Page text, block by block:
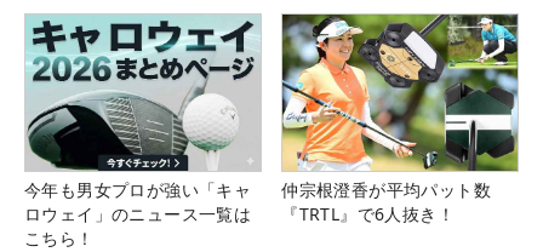
今年も男女プロが強い「キャ
ロウェイ」のニュース一覧は
こちら！
仲宗根澄香が平均パット数
『TRTL』で6人抜き！